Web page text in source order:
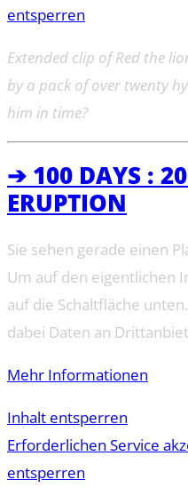
entsperren
Extended clip of Red the
by a pack of over twenty
him in time?
➔ 100 DAYS :
ERUPTION
Sie sehen gerade einen
Um auf den eigentlichen
auf die Schaltfläche
dabei Daten an
Mehr Informationen
Inhalt entsperren
Erforderlichen Service
entsperren